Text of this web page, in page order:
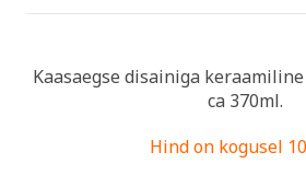
Kaasaegse disainiga
ca 370ml.
Hind on kogusel